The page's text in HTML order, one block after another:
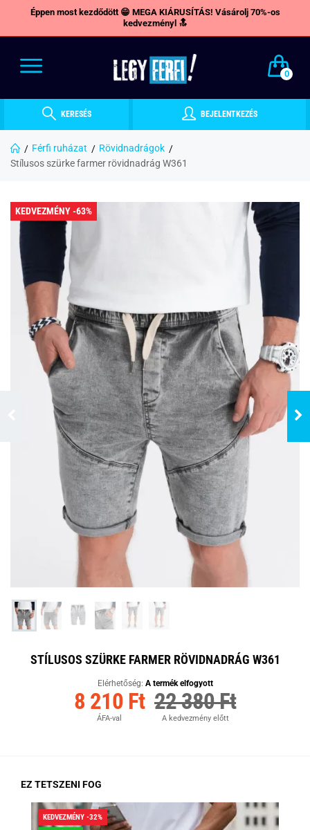
Éppen most kezdődött 😁 MEGA KIÁRUSÍTÁS! Vásárolj 70%-os
kedvezményl 🔝
0
KERESÉS BEJELENTKEZÉS
Férfi ruházat
Rövidnadrágok
Stílusos szürke farmer rövidnadrág W361
KEDVEZMÉNY -63%
STÍLUSOS SZÜRKE FARMER RÖVIDNADRÁG W361
Elérhetőség: A termék elfogyott
8 210 Ft
ÁFA-val
22 380 Ft
A kedvezmény előtt
EZ TETSZENI FOG
KEDVEZMÉNY -32%